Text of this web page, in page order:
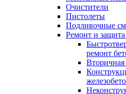
Очистители
Пистолеты
Подливочные
Ремонт и защита
ремонт
Вторичная